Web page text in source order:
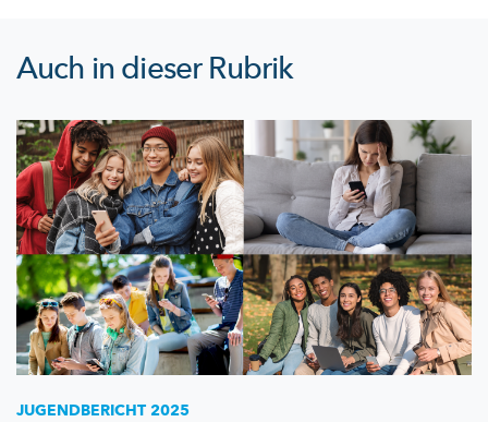
Auch in dieser Rubrik
JUGENDBERICHT 2025